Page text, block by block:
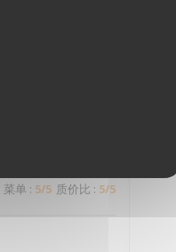
菜单 : 5/5 质价比 : 5/5